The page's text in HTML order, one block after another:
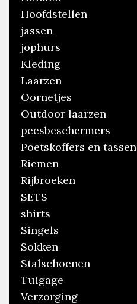
Hoofdstellen
jassen
jophurs
Kleding
Laarzen
Oornetjes
Outdoor laarzen
peesbeschermers
Poetskoffers en tassen
Riemen
Rijbroeken
SETS
shirts
Singels
Sokken
Stalschoenen
Tuigage
Verzorging